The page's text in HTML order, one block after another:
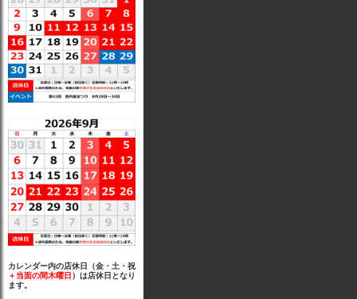
カレンダー内の店休日（金・土・祝
＋当面の間木曜日 ）は店休日となり
ます。